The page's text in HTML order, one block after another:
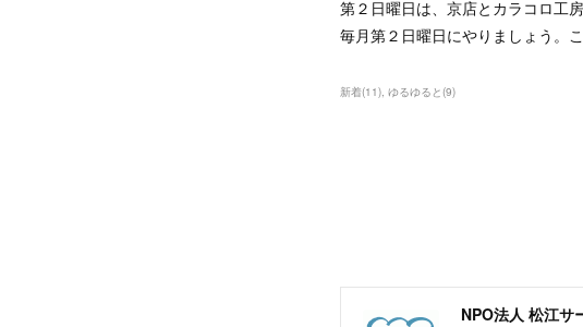
第２日曜日は、京店とカラコロ工
毎月第２日曜日にやりましょう。
新着(11) ゆるゆると(9)
NPO法人 松江サ